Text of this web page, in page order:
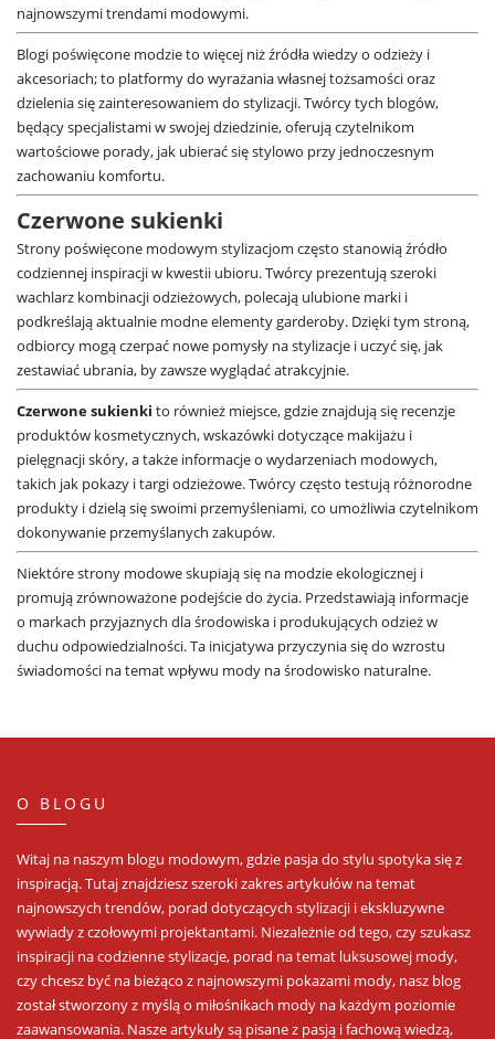
najnowszymi trendami modowymi.
Blogi poświęcone modzie to więcej niż źródła wiedzy o odzieży i
akcesoriach; to platformy do wyrażania własnej tożsamości oraz
dzielenia się zainteresowaniem do stylizacji. Twórcy tych blogów,
będący specjalistami w swojej dziedzinie, oferują czytelnikom
wartościowe porady, jak ubierać się stylowo przy jednoczesnym
zachowaniu komfortu.
Czerwone sukienki
Strony poświęcone modowym stylizacjom często stanowią źródło
codziennej inspiracji w kwestii ubioru. Twórcy prezentują szeroki
wachlarz kombinacji odzieżowych, polecają ulubione marki i
podkreślają aktualnie modne elementy garderoby. Dzięki tym stroną,
odbiorcy mogą czerpać nowe pomysły na stylizacje i uczyć się, jak
zestawiać ubrania, by zawsze wyglądać atrakcyjnie.
Czerwone sukienki to również miejsce, gdzie znajdują się recenzje
produktów kosmetycznych, wskazówki dotyczące makijażu i
pielęgnacji skóry, a także informacje o wydarzeniach modowych,
takich jak pokazy i targi odzieżowe. Twórcy często testują różnorodne
produkty i dzielą się swoimi przemyśleniami, co umożliwia czytelnikom
dokonywanie przemyślanych zakupów.
Niektóre strony modowe skupiają się na modzie ekologicznej i
promują zrównoważone podejście do życia. Przedstawiają informacje
o markach przyjaznych dla środowiska i produkujących odzież w
duchu odpowiedzialności. Ta inicjatywa przyczynia się do wzrostu
świadomości na temat wpływu mody na środowisko naturalne.
O BLOGU
Witaj na naszym blogu modowym, gdzie pasja do stylu spotyka się z
inspiracją. Tutaj znajdziesz szeroki zakres artykułów na temat
najnowszych trendów, porad dotyczących stylizacji i ekskluzywne
wywiady z czołowymi projektantami. Niezależnie od tego, czy szukasz
inspiracji na codzienne stylizacje, porad na temat luksusowej mody,
czy chcesz być na bieżąco z najnowszymi pokazami mody, nasz blog
został stworzony z myślą o miłośnikach mody na każdym poziomie
zaawansowania. Nasze artykuły są pisane z pasją i fachową wiedzą,